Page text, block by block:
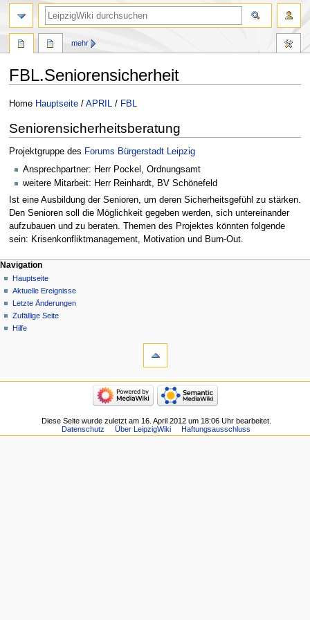
FBL.Seniorensicherheit
Zur
springen
Zur
springen
Home Hauptseite/ APRIL / FBL
Seniorensicherheitsberatung
Projektgruppe des Forums Bürgerstadt Leipzig
Ansprechpartner: Herr Pockel, Ordnungsamt
weitere Mitarbeit: Herr Reinhardt, BV Schönefeld
Ist eine Ausbildung der Senioren, um deren Sicherheitsgefühl zu stärken.
Den Senioren soll die Möglichkeit gegeben werden, sich untereinander
aufzubauen und zu beraten. Themen des Projektes könnten folgende
sein: Krisenkonfliktmanagement, Motivation und Burn-Out.
mehr
Navigation
Hauptseite
Aktuelle Ereignisse
Letzte Änderungen
Zufällige Seite
Hilfe
Diese Seite wurde zuletzt am 16. April 2012 um 18:06 Uhr bearbeitet.
Datenschutz
Über LeipzigWiki Haftungsausschluss